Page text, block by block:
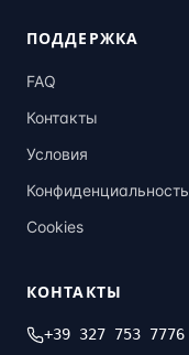
ПОДДЕРЖКА
FAQ
Контакты
Условия
Конфиденциальность
Cookies
КОНТАКТЫ
+39 327 753 7776